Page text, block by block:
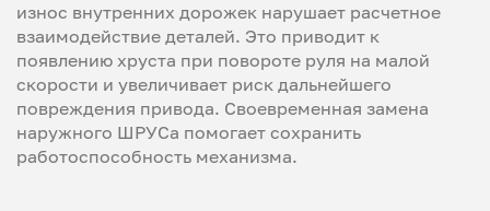
износ внутренних дорожек нарушает расчетное
взаимодействие деталей. Это приводит к
появлению хруста при повороте руля на малой
скорости и увеличивает риск дальнейшего
повреждения привода. Своевременная замена
наружного ШРУСа помогает сохранить
работоспособность механизма.